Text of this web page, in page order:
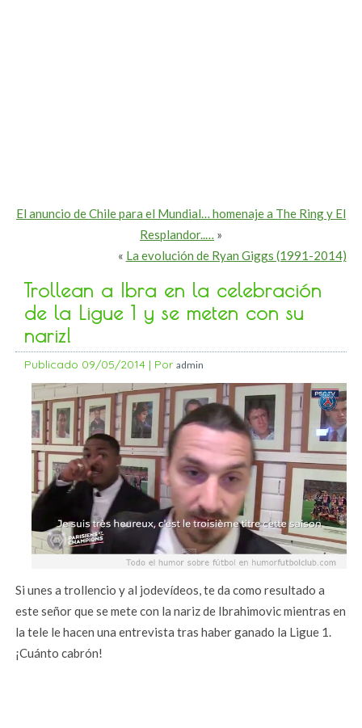
El anuncio de Chile para el Mundial… homenaje a The Ring y El
Resplandor..… »
« La evolución de Ryan Giggs (1991-2014)
Trollean a Ibra en la celebración
de la Ligue 1 y se meten con su
nariz!
Publicado 09/05/2014 | Por admin
Si unes a trollencio y al jodevídeos, te da como resultado a
este señor que se mete con la nariz de Ibrahimovic mientras en
la tele le hacen una entrevista tras haber ganado la Ligue 1.
¡Cuánto cabrón!